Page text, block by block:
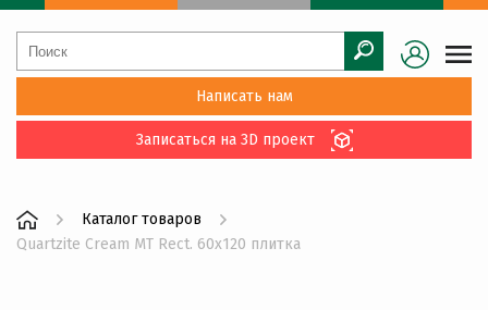
Написать нам
Записаться на 3D проект
Каталог товаров
Quartzite Cream MT Rect. 60x120 плитка